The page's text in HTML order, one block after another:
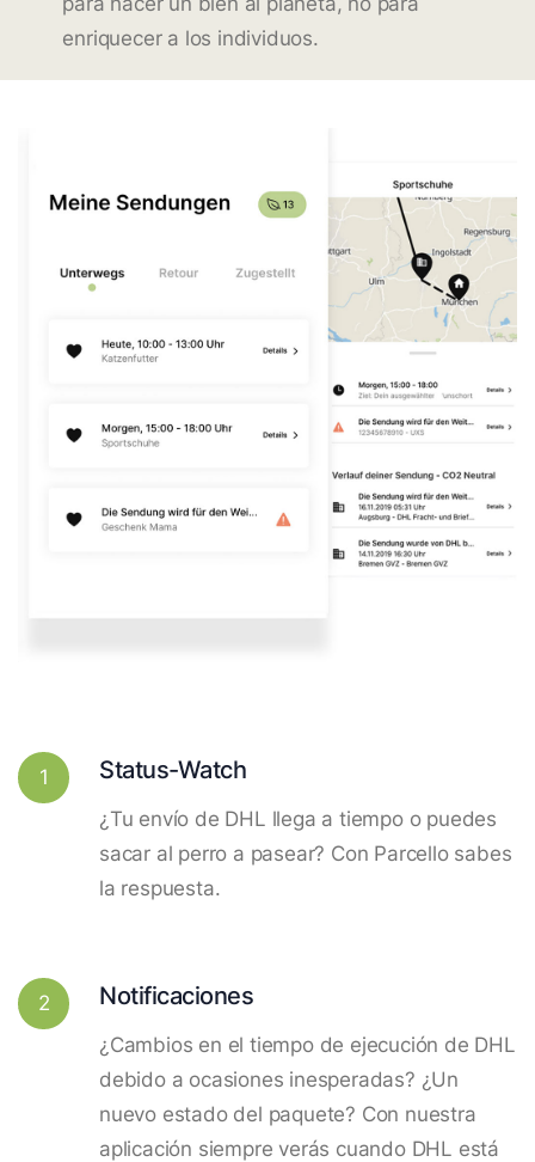
enriquecer a los individuos.
1 Status-Watch
¿Tu envío de DHL llega a tiempo o puedes
sacar al perro a pasear? Con Parcello sabes
la respuesta.
2 Notificaciones
¿Cambios en el tiempo de ejecución de DHL
debido a ocasiones inesperadas? ¿Un
nuevo estado del paquete? Con nuestra
aplicación siempre verás cuando DHL está